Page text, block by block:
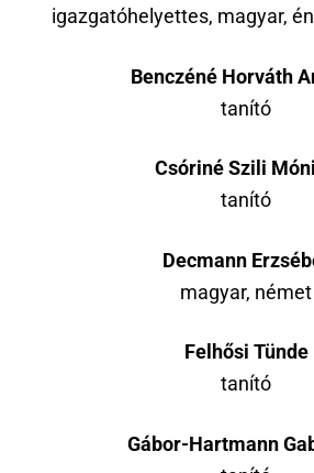
igazgatóhelyettes, magyar,
Benczéné Horváth
tanító
Csóriné Szili
tanító
Decmann
magyar, német
Felhősi Tünde
tanító
Gábor-Hartmann